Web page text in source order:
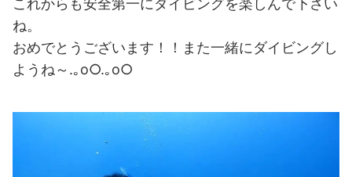
これからも安全第一にダイビングを楽しんで下さい
ね。
おめでとうございます！！また一緒にダイビングし
ようね～.｡o○.｡o○